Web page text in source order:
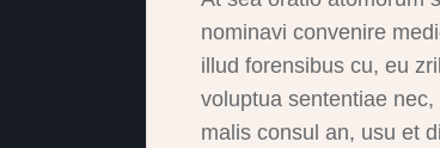
nominavi convenire
illud forensibus cu, eu
voluptua sententiae
malis consul an, usu et